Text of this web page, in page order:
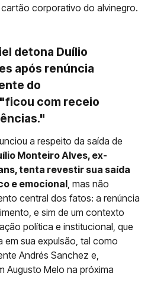
corporativo do alvinegro.
detona Duílio
após renúncia
do
com receio
a respeito da saída de
Monteiro Alves, ex-
tenta revestir sua saída
e emocional , mas não
central dos fatos: a renúncia
e sim de um contexto
política e institucional, que
em sua expulsão, tal como
Andrés Sanchez e,
Augusto Melo na próxima